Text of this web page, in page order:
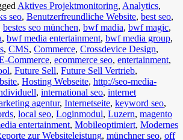
Aktives Projektmonitoring, Analytics,
seo, Benutzerfreundliche Website, best seo,
bestes seo münchen, bwf madia, bwf magic,
, bwf media entertainment, bwf media group,
, CMS, Commerce, Crossdevice Design,
Commerce, ecommerce seo, entertainment,
, Future Sell, Future Sell Vertrieb,
, Hosting Webseite, http://seo-media-
, international seo, internet
agentur, Internetseite, keyword seo,
, local seo, Loginmodul, Luzern, magento
entertainment, Mobileoptimiert, Modernes
zur Websiteleistung, münchner seo, off